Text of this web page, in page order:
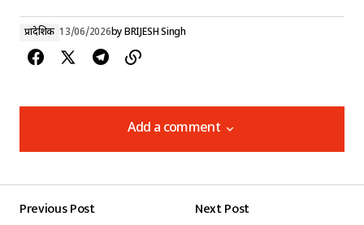
प्रादेशिक 13/06/2026byBRIJESH Singh
Add a comment
Add a comment
Previous Post
Next Post